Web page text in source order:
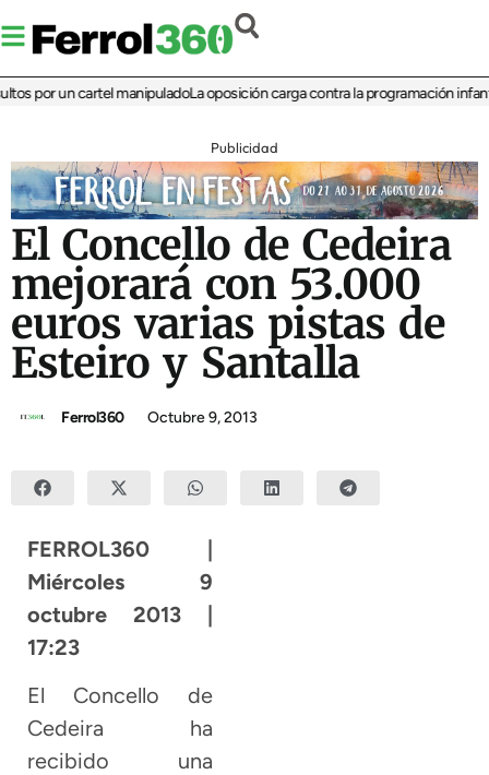
por un cartel manipuladoLa oposición carga contra la programación infantil
Publicidad
El Concello de Cedeira
mejorará con 53.000
euros varias pistas de
Esteiro y Santalla
Ferrol360 Octubre 9, 2013
FERROL360 |
Miércoles 9
octubre 2013 |
17:23
El Concello de
Cedeira ha
recibido una